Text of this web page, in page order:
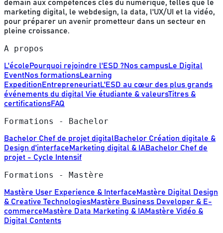
demain aux compétences clés du numérique, telles que le
marketing digital, le webdesign, la data, l'UX/UI et la vidéo,
pour préparer un avenir prometteur dans un secteur en
pleine croissance.
A propos
L'école Pourquoi rejoindre l'ESD ?Nos campusLe Digital
EventNos formationsLearning
Expedition EntrepreneuriatL'ESD au cœur des plus grands
événements du digital Vie étudiante & valeursTitres &
certificationsFAQ
Formations - Bachelor
Bachelor Chef de projet digital Bachelor Création digitale &
Design d'interface Marketing digital & IABachelor Chef de
projet - Cycle Intensif
Formations - Mastère
Mastère User Experience & Interface Mastère Digital Design
& Creative TechnologiesMastère Business Developer & E-
commerce Mastère Data Marketing & IAMastère Vidéo &
Digital Contents